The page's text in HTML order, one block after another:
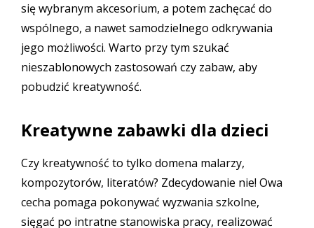
się wybranym akcesorium, a potem zachęcać do
wspólnego, a nawet samodzielnego odkrywania
jego możliwości. Warto przy tym szukać
nieszablonowych zastosowań czy zabaw, aby
pobudzić kreatywność.
Kreatywne zabawki dla dzieci
Czy kreatywność to tylko domena malarzy,
kompozytorów, literatów? Zdecydowanie nie! Owa
cecha pomaga pokonywać wyzwania szkolne,
sięgać po intratne stanowiska pracy, realizować